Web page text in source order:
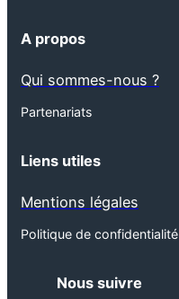
A propos
Qui sommes-nous ?
Partenariats
Liens utiles
Mentions légales
Politique de confidentialité
Nous suivre